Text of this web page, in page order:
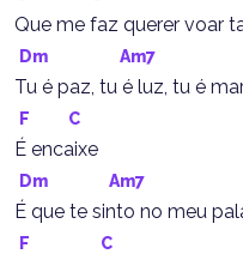
Que me faz querer voar
Dm Am7
Tu é paz, tu é luz, tu é
F C
É encaixe
Dm Am7
É que te sinto no meu
F C